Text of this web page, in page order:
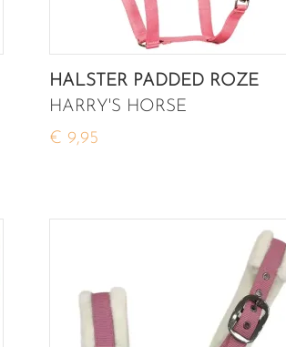
HALSTER PADDED ROZE
HARRY'S HORSE
€ 9,95